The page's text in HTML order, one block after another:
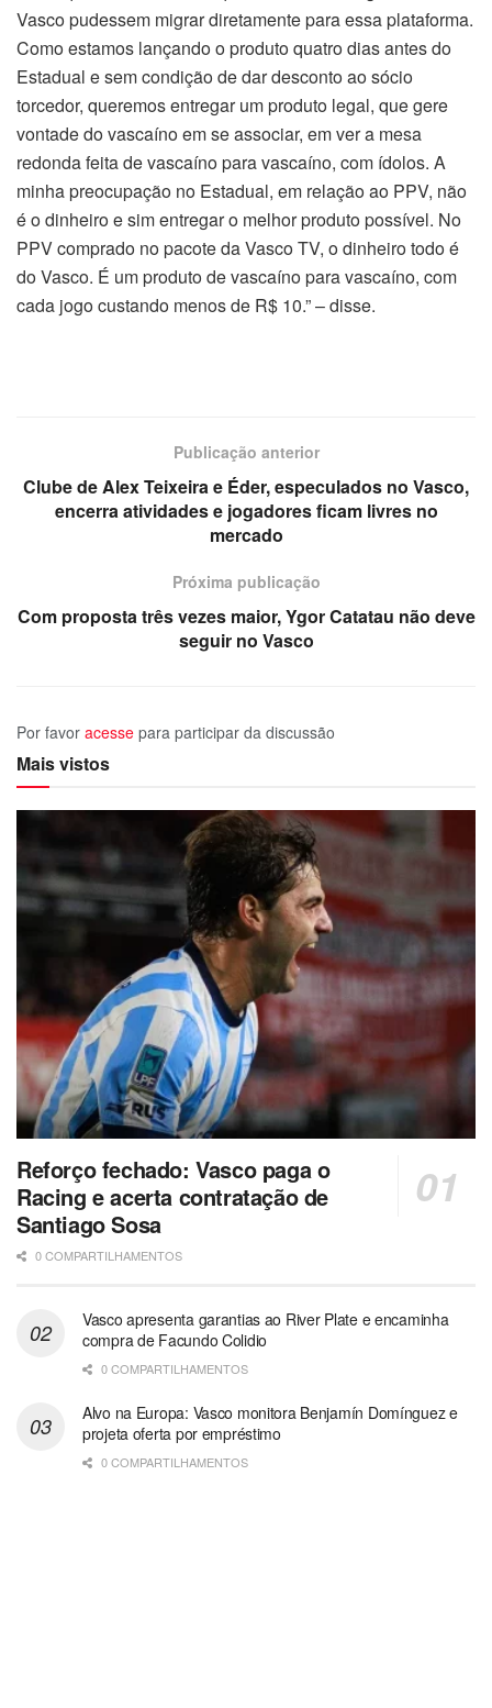
Vasco pudessem migrar diretamente para essa plataforma.
Como estamos lançando o produto quatro dias antes do
Estadual e sem condição de dar desconto ao sócio
torcedor, queremos entregar um produto legal, que gere
vontade do vascaíno em se associar, em ver a mesa
redonda feita de vascaíno para vascaíno, com ídolos. A
minha preocupação no Estadual, em relação ao PPV, não
é o dinheiro e sim entregar o melhor produto possível. No
PPV comprado no pacote da Vasco TV, o dinheiro todo é
do Vasco. É um produto de vascaíno para vascaíno, com
cada jogo custando menos de R$ 10.” – disse.
Publicação anterior
Clube de Alex Teixeira e Éder, especulados no Vasco,
encerra atividades e jogadores ficam livres no
mercado
Próxima publicação
Com proposta três vezes maior, Ygor Catatau não deve
seguir no Vasco
Por favor acesse para participar da discussão
Mais vistos
Reforço fechado: Vasco paga o
Racing e acerta contratação de
Santiago Sosa
0 COMPARTILHAMENTOS
Vasco apresenta garantias ao River Plate e encaminha
compra de Facundo Colidio
0 COMPARTILHAMENTOS
Alvo na Europa: Vasco monitora Benjamín Domínguez e
projeta oferta por empréstimo
0 COMPARTILHAMENTOS